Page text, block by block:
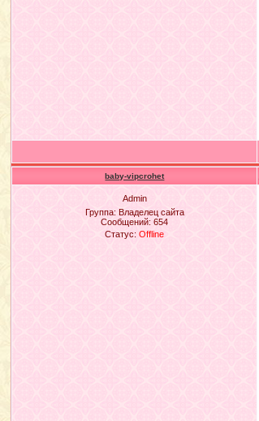
baby-vipcrohet
Admin
Группа: Владелец сайта
Сообщений:654
Статус:Offline